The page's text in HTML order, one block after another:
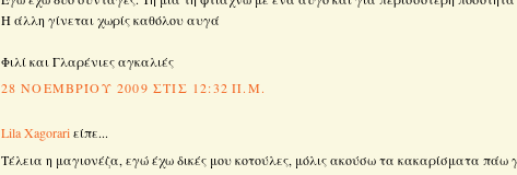
Η άλλη γίνεται χωρίς καθόλου αυγά
Φιλί και Γλαρένιες αγκαλιές
28 ΝΟΕΜΒΡΊΟΥ 2009 ΣΤΙΣ 12:32 Π.Μ.
Lila Xagorariείπε...
Τέλεια η μαγιονέζα, εγώ έχω δικές μου κοτούλες, μόλις ακούσω τα κακαρίσματα πάω